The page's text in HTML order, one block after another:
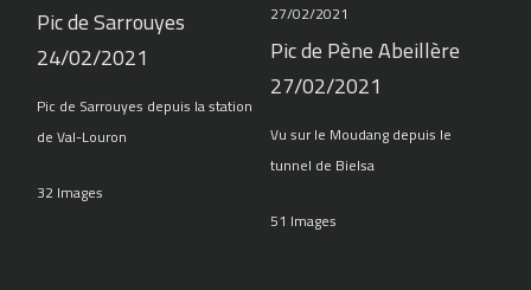
Pic de Sarrouyes
24/02/2021
Pic de Sarrouyes depuis la station
de Val-Louron
32 Images
Pic de Pène Abeillère
27/02/2021
Vu sur le Moudang depuis le
tunnel de Bielsa
51 Images